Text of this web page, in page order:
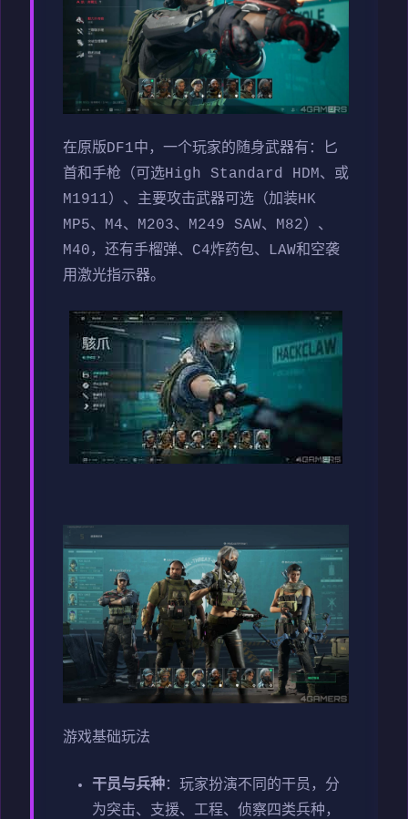
在原版DF1中，一个玩家的随身武器有：匕
首和手枪（可选High Standard HDM、或
M1911）、主要攻击武器可选（加装HK
MP5、M4、M203、M249 SAW、M82）、
M40，还有手榴弹、C4炸药包、LAW和空袭
用激光指示器。
游戏基础玩法
干员与兵种：玩家扮演不同的干员，分
为突击、支援、工程、侦察四类兵种，